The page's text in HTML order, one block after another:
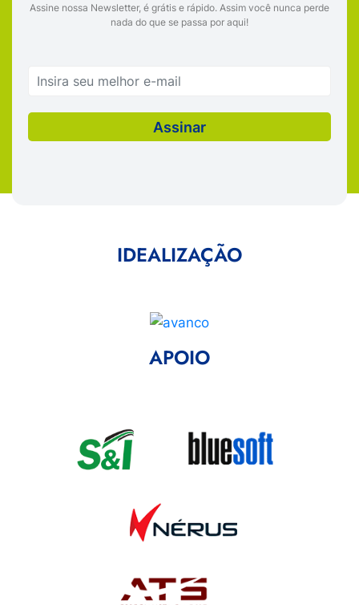
Assine nossa Newsletter, é grátis e rápido. Assim você nunca perde
nada do que se passa por aqui!
IDEALIZAÇÃO
APOIO